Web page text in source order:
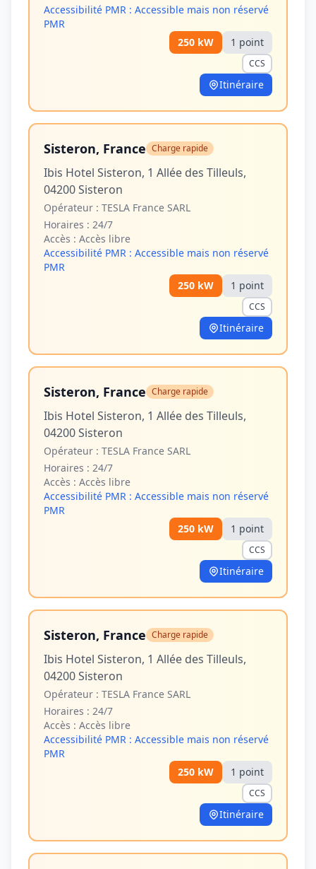
Accessibilité PMR : Accessible mais non réservé
PMR
250 kW 1 point
CCS
Itinéraire
Sisteron, France Charge rapide
Ibis Hotel Sisteron, 1 Allée des Tilleuls,
04200 Sisteron
Opérateur : TESLA France SARL
Horaires : 24/7
Accès : Accès libre
Accessibilité PMR : Accessible mais non réservé
PMR
250 kW 1 point
CCS
Itinéraire
Sisteron, France Charge rapide
Ibis Hotel Sisteron, 1 Allée des Tilleuls,
04200 Sisteron
Opérateur : TESLA France SARL
Horaires : 24/7
Accès : Accès libre
Accessibilité PMR : Accessible mais non réservé
PMR
250 kW 1 point
CCS
Itinéraire
Sisteron, France Charge rapide
Ibis Hotel Sisteron, 1 Allée des Tilleuls,
04200 Sisteron
Opérateur : TESLA France SARL
Horaires : 24/7
Accès : Accès libre
Accessibilité PMR : Accessible mais non réservé
PMR
250 kW 1 point
CCS
Itinéraire